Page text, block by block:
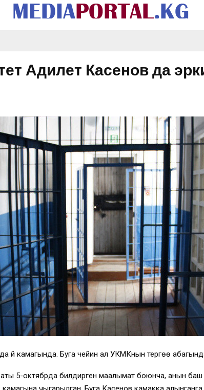
Адилет Касенов да
үй камагында. Буга чейин ал УКМКнын тергөө
5-октябрда билдирген маалымат боюнча, анын баш